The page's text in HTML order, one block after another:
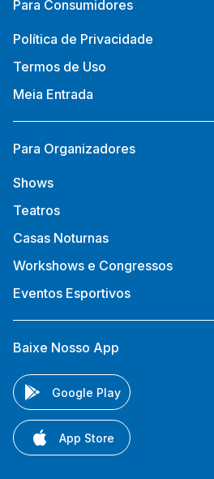
Para Consumidores
Política de Privacidade
Termos de Uso
Meia Entrada
Para Organizadores
Shows
Teatros
Casas Noturnas
Workshows e Congressos
Eventos Esportivos
Baixe Nosso App
Google Play
App Store